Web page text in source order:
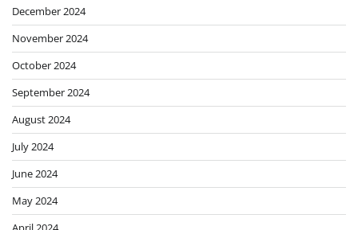
December 2024
November 2024
October 2024
September 2024
August 2024
July 2024
June 2024
May 2024